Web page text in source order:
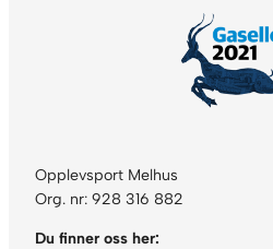
Opplevsport Melhus
Org. nr: 928 316 882
Du finner oss her: